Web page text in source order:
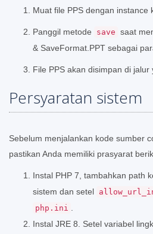
Muat file PPS dengan instance
Panggil metode save saat
& SaveFormat.PPT sebagai
File PPS akan disimpan di jalur
Persyaratan sistem
Sebelum menjalankan kode sumber
pastikan Anda memiliki prasyarat
Instal PHP 7, tambahkan path
sistem dan setel
php.ini
Instal JRE 8. Setel variabel